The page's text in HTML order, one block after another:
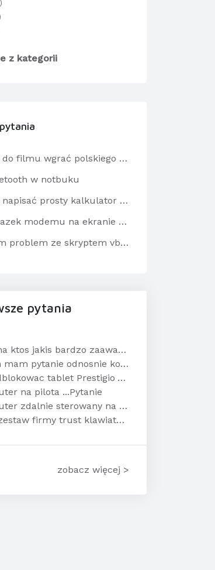
z kategorii
filmu wgrać polskiego lektora?
w notbuku
prosty kalkulator w C++?
na ekranie zawezony- brak krzyzyka do kasowania. Pozostal wykrzyknik = pomoc
skryptem vbs w windowsie 7? Potrzebuję programisty w języku Visual Basic Skrypt. To mój e-mail
pytania
jakis bardzo zaawansowany poradnik...
pytanie odnosnie kom-boot. Jest demos...
tablet Prestigio 7.0 PMP3670
na pilota ...Pytanie
zdalnie sterowany na IR .... pytanie
firmy trust klawiatura+mysz bezprzew...
zobacz więcej >